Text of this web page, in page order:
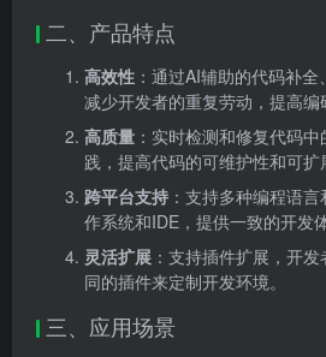
二、产品特点
高效性 ：通过AI辅助的代码补
减少开发者的重复劳动，提高编
高质量 ：实时检测和修复代码
践，提高代码的可维护性和可扩
跨平台支持 ：支持多种编程语
作系统和IDE，提供一致的开发体
灵活扩展 ：支持插件扩展，开
同的插件来定制开发环境。
三、应用场景